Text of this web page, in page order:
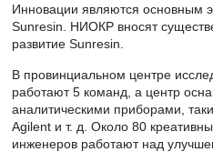
КАРЬЕРА
Инновации являются основным
Sunresin. НИОКР вносят
развитие Sunresin.
В провинциальном центре
работают 5 команд, а центр
аналитическими приборами,
Agilent и т. д. Около 80
инженеров работают над